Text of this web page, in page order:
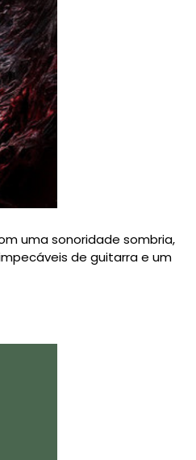
uma sonoridade sombria,
de guitarra e um